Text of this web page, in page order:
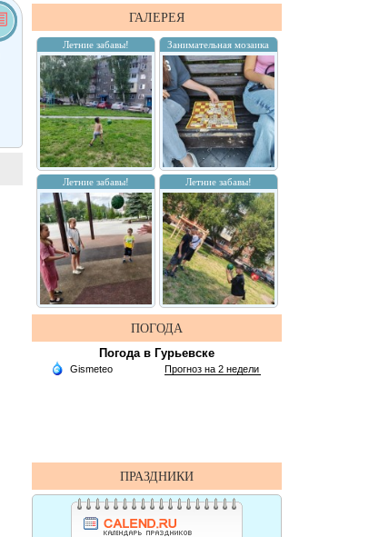
ГАЛЕРЕЯ
Летние забавы! Занимательная мозаика
Летние забавы! Летние забавы!
ПОГОДА
Погода в Гурьевске
ПРАЗДНИКИ